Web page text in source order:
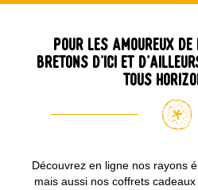
Pour les amoureux
bretons d’ici et
tous
Découvrez en ligne nos rayons
mais aussi nos coffrets